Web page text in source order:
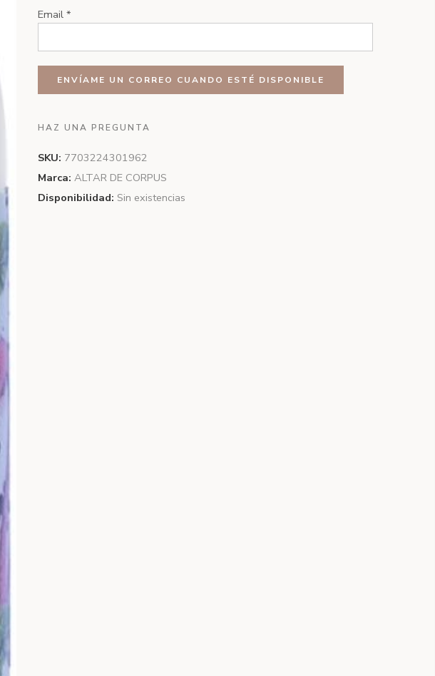
Email *
HAZ UNA PREGUNTA
SKU: 7703224301962
Marca: ALTAR DE CORPUS
Disponibilidad: Sin existencias